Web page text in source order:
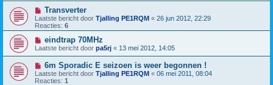
Transverter
Laatste bericht door Tjalling PE1RQM « 26 jun 2012, 22:29
Reacties: 6
eindtrap 70MHz
Laatste bericht door pa5rj « 13 mei 2012, 14:05
6m Sporadic E seizoen is weer begonnen !
Laatste bericht door Tjalling PE1RQM « 06 mei 2011, 08:04
Reacties: 1